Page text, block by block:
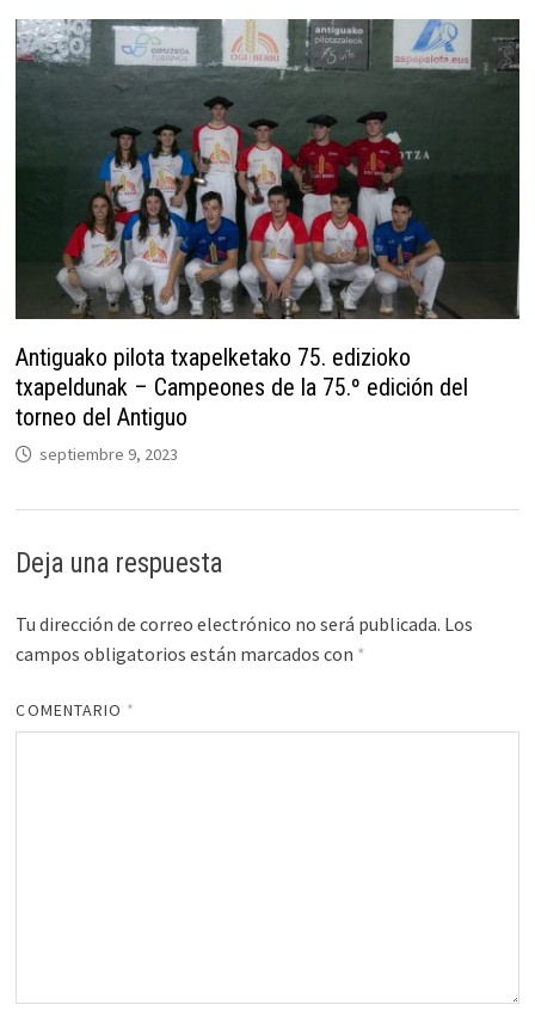
Antiguako pilota txapelketako 75. edizioko
txapeldunak – Campeones de la 75.º edición del
torneo del Antiguo
septiembre 9, 2023
Deja una respuesta
Tu dirección de correo electrónico no será publicada. Los
campos obligatorios están marcados con *
COMENTARIO *